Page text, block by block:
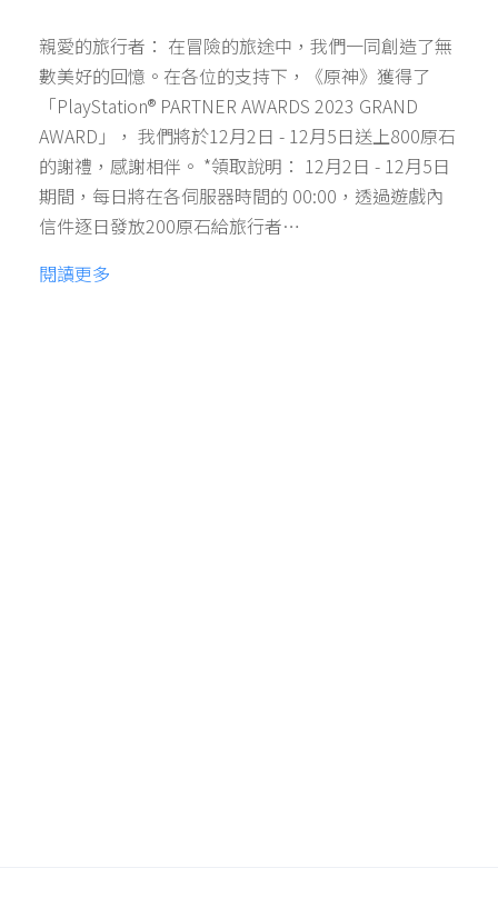
親愛的旅行者： 在冒險的旅途中，我們一同創造了無
數美好的回憶。在各位的支持下，《原神》獲得了
「PlayStation® PARTNER AWARDS 2023 GRAND
AWARD」， 我們將於12月2日 - 12月5日送上800原石
的謝禮，感謝相伴。 *領取說明： 12月2日 - 12月5日
期間，每日將在各伺服器時間的 00:00，透過遊戲內
信件逐日發放200原石給旅行者…
閱讀更多